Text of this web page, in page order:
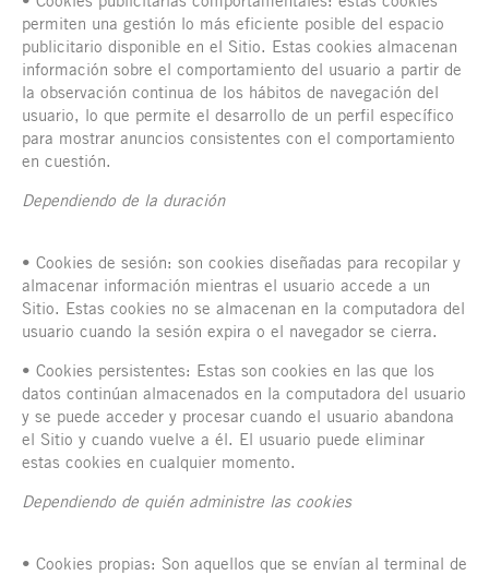
permiten una gestión lo más eficiente posible del espacio
publicitario disponible en el Sitio. Estas cookies almacenan
información sobre el comportamiento del usuario a partir de
la observación continua de los hábitos de navegación del
usuario, lo que permite el desarrollo de un perfil específico
para mostrar anuncios consistentes con el comportamiento
en cuestión.
Dependiendo de la duración
• Cookies de sesión: son cookies diseñadas para recopilar y
almacenar información mientras el usuario accede a un
Sitio. Estas cookies no se almacenan en la computadora del
usuario cuando la sesión expira o el navegador se cierra.
• Cookies persistentes: Estas son cookies en las que los
datos continúan almacenados en la computadora del usuario
y se puede acceder y procesar cuando el usuario abandona
el Sitio y cuando vuelve a él. El usuario puede eliminar
estas cookies en cualquier momento.
Dependiendo de quién administre las cookies
• Cookies propias: Son aquellos que se envían al terminal de